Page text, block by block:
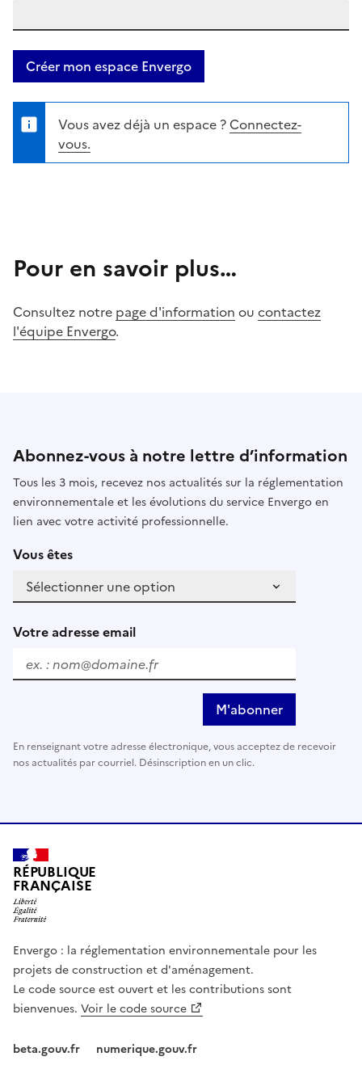
Créer mon espace Envergo
Vous avez déjà un espace ? Connectez-
vous.
Pour en savoir plus…
Consultez notre page d'information ou contactez
l'équipe Envergo.
Abonnez-vous à notre lettre d’information
Tous les 3 mois, recevez nos actualités sur la réglementation
environnementale et les évolutions du service Envergo en
lien avec votre activité professionnelle.
Vous êtes
Votre adresse email
M'abonner
En renseignant votre adresse électronique, vous acceptez de recevoir
nos actualités par courriel. Désinscription en un clic.
RÉPUBLIQUE
FRANÇAISE
Envergo : la réglementation environnementale pour les
projets de construction et d'aménagement.
Le code source est ouvert et les contributions sont
bienvenues. Voir le code source
beta.gouv.fr numerique.gouv.fr